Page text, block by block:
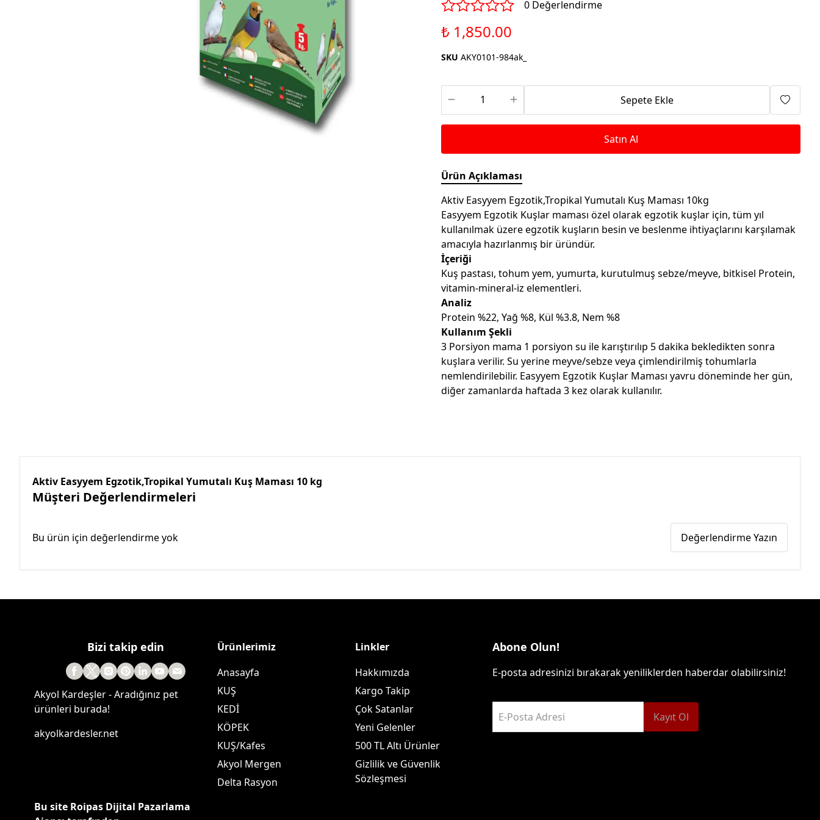
Saka ve Doğa Kuşu
Güvercin Yemleri
Kumlar
Mamalar
Krakerler
Kalamar Kemiği ve Gaga
Taşları
Aparatları
Isıtma Makineleri
0 Değerlendirme
₺ 1,850.00
SKU AKY0101-984ak_
Sepete Ekle
Satın Al
Ürün Açıklaması
Aktiv Easyyem Egzotik,Tropikal Yumutalı Kuş Maması 10kg
Easyyem Egzotik Kuşlar maması özel olarak egzotik kuşlar için, tüm yıl
kullanılmak üzere egzotik kuşların besin ve beslenme ihtiyaçlarını karşılamak
amacıyla hazırlanmış bir üründür.
İçeriği
Kuş pastası, tohum yem, yumurta, kurutulmuş sebze/meyve, bitkisel Protein,
vitamin-mineral-iz elementleri.
Analiz
Protein %22, Yağ %8, Kül %3.8, Nem %8
Kullanım Şekli
3 Porsiyon mama 1 porsiyon su ile karıştırılıp 5 dakika bekledikten sonra
kuşlara verilir. Su yerine meyve/sebze veya çimlendirilmiş tohumlarla
nemlendirilebilir. Easyyem Egzotik Kuşlar Maması yavru döneminde her gün,
diğer zamanlarda haftada 3 kez olarak kullanılır.
Aktiv Easyyem Egzotik,Tropikal Yumutalı Kuş Maması 10 kg
Müşteri Değerlendirmeleri
Bu ürün için değerlendirme yok Değerlendirme Yazın
Bizi takip edin
Akyol Kardeşler - Aradığınız pet
ürünleri burada!
akyolkardesler.net
Bu site Roipas Dijital Pazarlama
Ürünlerimiz
Anasayfa
KUŞ
KEDİ
KÖPEK
KUŞ/Kafes
Akyol Mergen
Delta Rasyon
Linkler
Hakkımızda
Kargo Takip
Çok Satanlar
Yeni Gelenler
500 TL Altı Ürünler
Gizlilik ve Güvenlik
Sözleşmesi
Abone Olun!
E-posta adresinizi bırakarak yeniliklerden haberdar olabilirsiniz!
E-Posta Adresi Kayıt Ol